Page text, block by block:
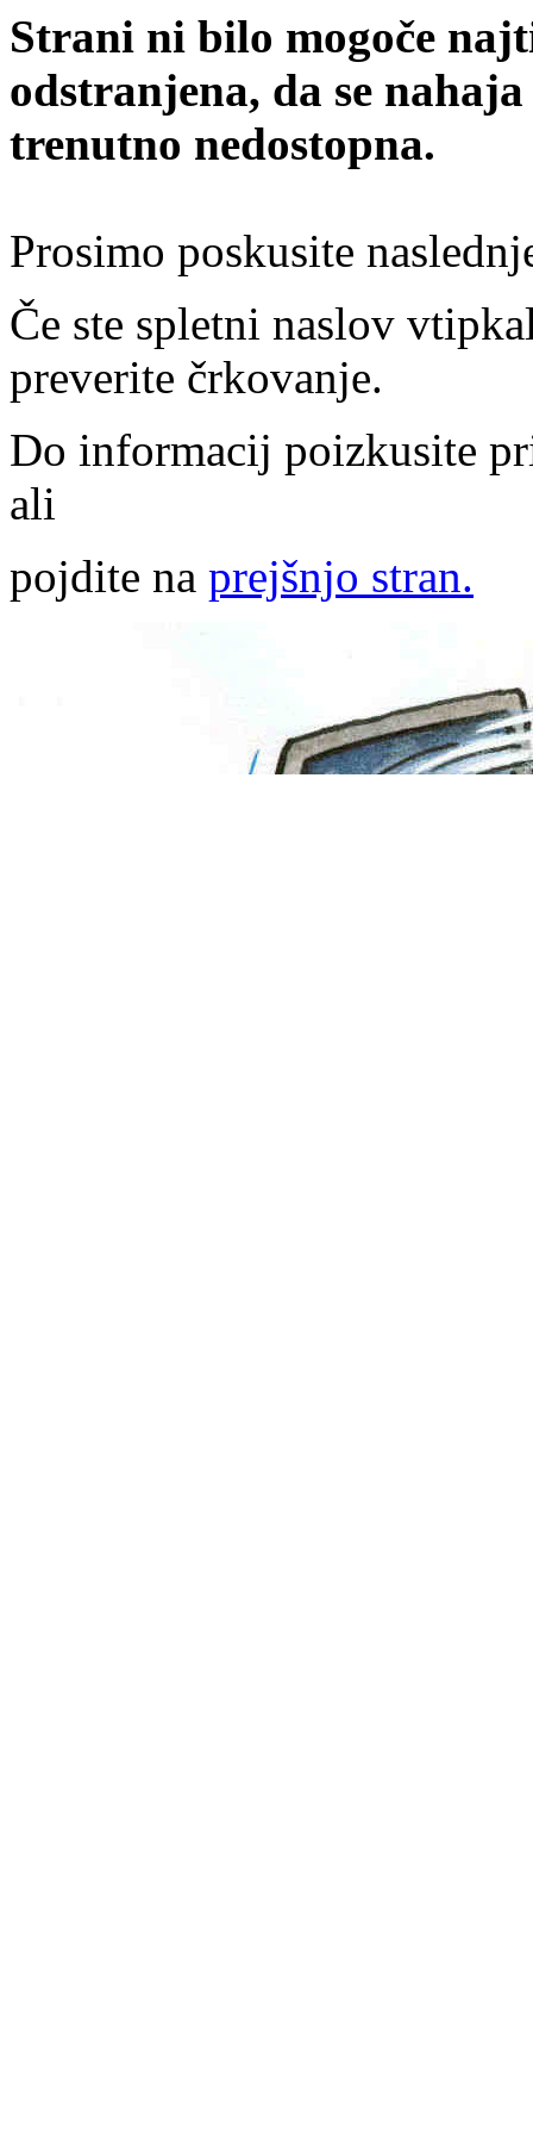
Strani ni bilo mogoče
odstranjena, da se
trenutno nedostopna.
Prosimo poskusite
Če ste spletni naslov
preverite črkovanje.
Do informacij poizkusite
ali
pojdite na prejšnjo stran.